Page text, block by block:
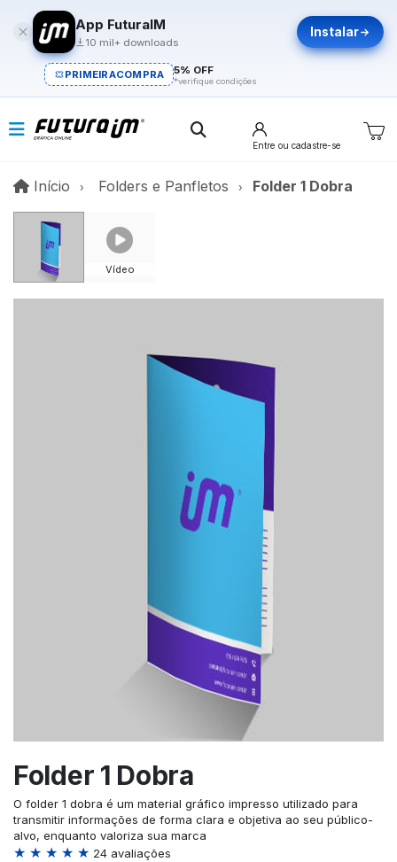
App FuturaIM
10 mil+ downloads
Instalar
PRIMEIRACOMPRA 5% OFF
*verifique condições
Entre ou cadastre-se
Início InícioFolders e Panfletos Folder 1 Dobra
Vídeo
Folder 1 Dobra
O folder 1 dobra é um material gráfico impresso utilizado para
transmitir informações de forma clara e objetiva ao seu público-
alvo, enquanto valoriza sua marca
★ ★ ★ ★ ★ 24 avaliações